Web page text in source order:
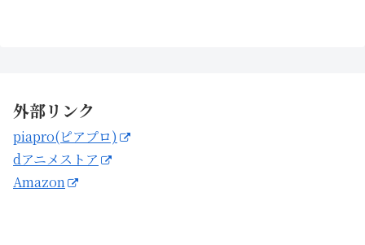
外部リンク
piapro(ピアプロ)
dアニメストア
Amazon